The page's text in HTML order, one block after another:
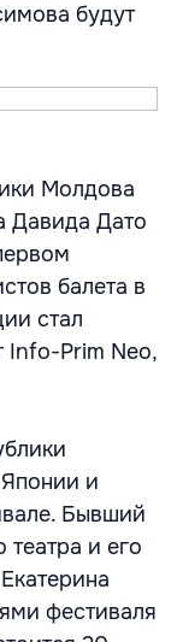
будут
Молдова
Давида Дато
балета в
стал
Info-Prim Neo,
и
Бывший
и его
фестиваля